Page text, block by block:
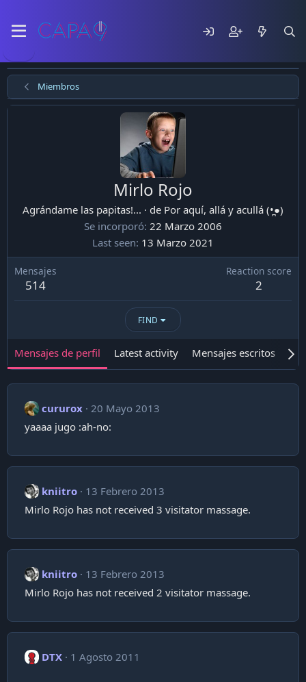
Miembros
Mirlo Rojo
Agrándame las papitas!... · de Por aquí, allá y acullá (•̪●)
Se incorporó 22 Marzo 2006
Last seen 13 Marzo 2021
Mensajes
514
Reaction score
2
FIND
Mensajes de perfil Latest activity Mensajes escritos
cururox 20 Mayo 2013
yaaaa jugo :ah-no:
kniitro
13 Febrero 2013
Mirlo Rojo has not received 3 visitator massage.
kniitro
13 Febrero 2013
Mirlo Rojo has not received 2 visitator massage.
DTX 1 Agosto 2011